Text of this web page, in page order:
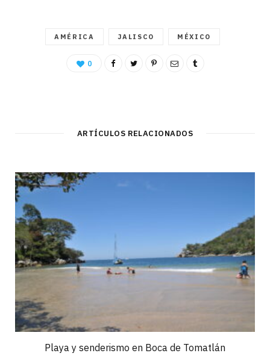
AMÉRICA JALISCO MÉXICO
0
ARTÍCULOS RELACIONADOS
Playa y senderismo en Boca de Tomatlán